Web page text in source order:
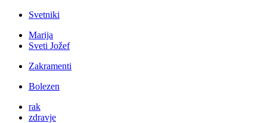
Svetniki
Marija
Sveti Jožef
Zakramenti
Bolezen
rak
zdravje